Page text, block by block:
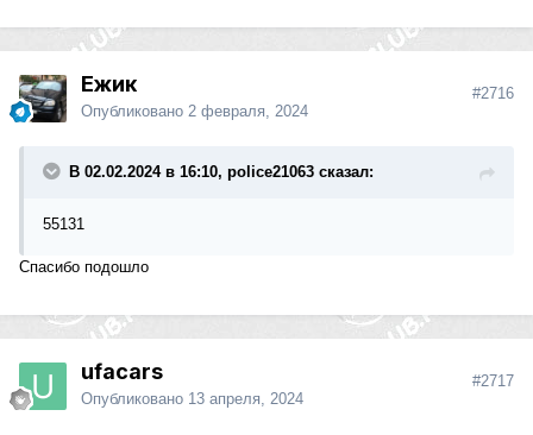
Ежик
Опубликовано 2 февраля, 2024
#2716
В 02.02.2024 в 16:10, police21063 сказал:
55131
Спасибо подошло
ufacars
Опубликовано 13 апреля, 2024
#2717